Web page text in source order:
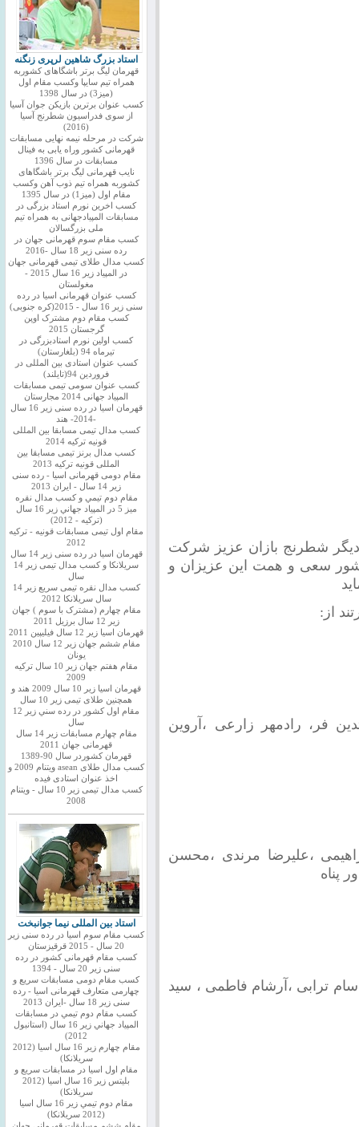
شطرنج بازان عزیز شرکت
سعی و همت این عزیزان و
از:
فر، رادمهر زارعی ،آروین
،علیرضا مرندی ،محسن
پناه
،سام ترابی ،آرشام فاطمی ، سید
استاد بزرگ شاهین لرپری زنگنه
قهرمان لیگ برتر باشگاهای کشوربه
همراه تیم سایپا وکسب مقام اول
(میز3) در سال 1398
کسب عنوان برترین بازیکن جوان آسیا
از سوی فدراسیون شطرنج آسیا
(2016)
شرکت در مرحله نیمه نهایی مسابقات
قهرمانی کشور وراه یابی به فینال
مسابقات در سال 1396
نایب قهرمانی لیگ برتر باشگاهای
کشوربه همراه تیم ذوب آهن وکسب
مقام اول (میز1) در سال 1395
کسب اخرین نورم استاد بزرگی در
مسابقات المپیادجهانی به همراه تیم
ملی بزرگسالان
کسب مقام سوم قهرمانی جهان در
رده سنی زیر 18 سال -2016
کسب مدال طلای تیمی قهرمانی جهان
در المپیاد زیر 16 سال 2015 -
مغولستان
کسب عنوان قهرمانی اسیا در رده
سنی زیر 16 سال - 2015(کره جنوبی)
کسب مقام دوم مشترک اوپن
گرجستان 2015
کسب اولین نورم استادبزرگی در
تیرماه 94 (بلغارستان)
کسب عنوان استادی بین المللی در
فروردین 94(تایلند)
کسب عنوان سومی تیمی مسابقات
المپیاد جهانی 2014 مجارستان
قهرمان اسیا در رده سنی زیر 16 سال
-2014- هند
کسب مدال تیمی مسابقا بین المللی
قونیه ترکیه 2014
کسب مدال برنز تیمی مسابقا بین
المللی قونیه ترکیه 2013
مقام دومی قهرمانی اسیا - رده سنی
زیر 14 سال - ایران 2013
مقام دوم تيمي و كسب مدال نقره
ميز 5 در المپياد جهاني زير 16 سال
(تركيه - 2012)
مقام اول تیمی مسابقات قونیه - ترکیه
2012
قهرمان اسیا در رده سنی زیر 14 سال
سريلانكا و کسب مدال تیمی زیر 14
سال
کسب مدال نقره تیمی سریع زیر 14
سال سریلانکا 2012
مقام چهارم (مشترک با سوم ) جهان
زیر 12 سال برزیل 2011
قهرمان اسيا زير 12 سال فیلیپین 2011
مقام ششم جهان زیر 12 سال 2010
یونان
مقام هفتم جهان زیر 10 سال ترکیه
2009
قهرمان اسيا زیر 10 سال 2009 هند و
همچنین طلای تیمی زیر 10 سال
مقام اول كشور در رده سني زير 12
سال
مقام چهارم مسابقات زیر 14 سال
قهرمانی جهان 2011
قهرمان کشوردر سال 90-1389
کسب مدال طلای asean ویتنام 2009 و
اخذ عنوان استادی فیده
کسب مدال تیمی زیر 10 سال - ویتنام
2008
استاد بین المللی نیما جوانبخت
کسب مقام سوم اسیا در رده سنی زیر
20 سال - 2015 قرقیزستان
کسب مقام قهرمانی کشور در رده
سنی زیر 20 سال - 1394
کسب مقام دومی مسابقات سریع و
چهارمی متعارف قهرمانی اسیا - رده
سنی زیر 18 سال -ایران 2013
كسب مقام دوم تيمي در مسابقات
المپياد جهاني زير 16 سال (استانبول
2012)
مقام چهارم زير 16 سال اسيا (2012
سريلانكا)
مقام اول اسيا در مسابقات سريع و
بليتس زير 16 سال اسيا (2012
سريلانكا)
مقام دوم تيمي زير 16 سال اسيا
(2012 سريلانكا)